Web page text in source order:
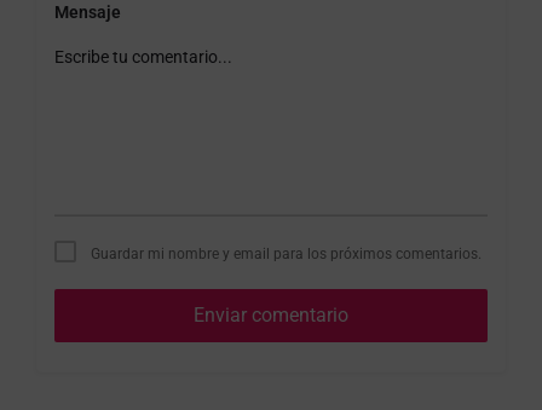
Mensaje
Guardar mi nombre y email para los próximos comentarios.
Enviar comentario